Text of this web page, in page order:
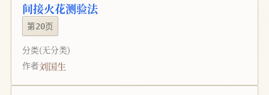
间接火花测验法
第20页
分类(无分类)
作者刘国生